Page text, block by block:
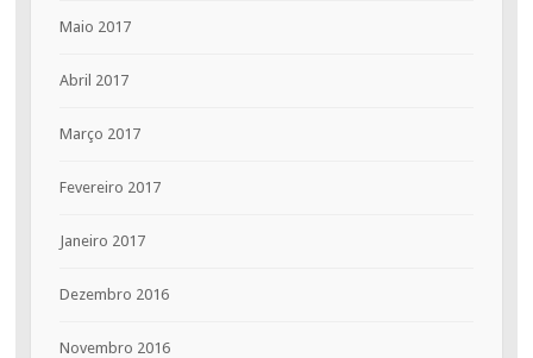
Maio 2017
Abril 2017
Março 2017
Fevereiro 2017
Janeiro 2017
Dezembro 2016
Novembro 2016